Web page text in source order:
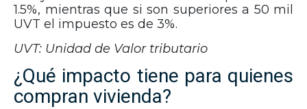
1.5%, mientras que si son superiores a 50 mil
UVT el impuesto es de 3%.
UVT: Unidad de Valor tributario
¿Qué impacto tiene para quienes
compran vivienda?